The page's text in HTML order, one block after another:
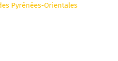
Pyrénées-Orientales